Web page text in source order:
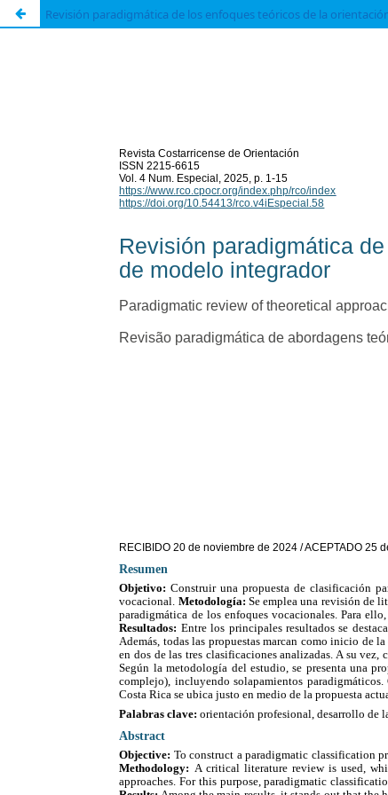
Revisión paradigmática de los enfoques teóricos de la